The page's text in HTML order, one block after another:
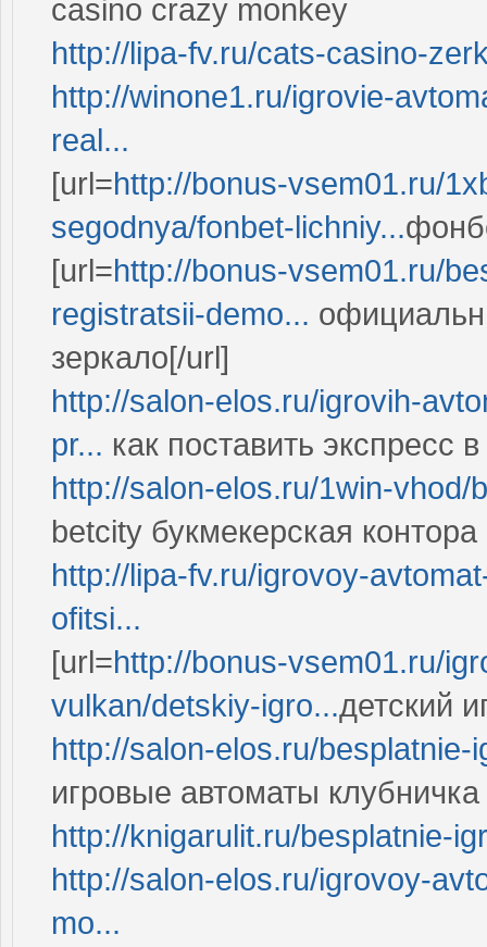
casino crazy monkey
http://lipa-fv.ru/cats-casino-
http://winone1.ru/igrovie-
real...
[url=http://bonus-vsem01.ru/
segodnya/fonbet-lichniy...
[url=http://bonus-vsem01.ru/
registratsii-demo...
зеркало[/url]
http://salon-elos.ru/igrovih-
pr... как поставить экспресс
http://salon-elos.ru/1win-
betcity букмекерская контора
http://lipa-fv.ru/igrovoy-
ofitsi...
[url=http://bonus-vsem01.ru/
vulkan/detskiy-igro...детский
http://salon-elos.ru/
игровые автоматы клубничка
http://knigarulit.ru/besplatnie-
http://salon-elos.ru/igrovoy-
mo...